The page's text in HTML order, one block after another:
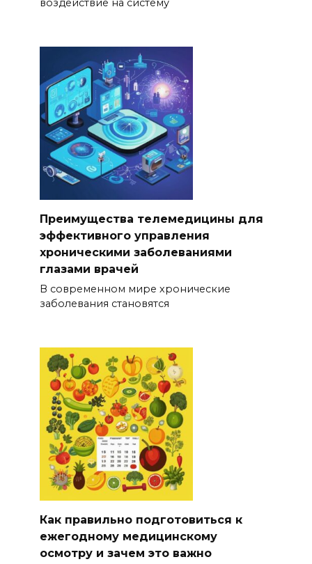
воздействие на систему
Преимущества телемедицины для
эффективного управления
хроническими заболеваниями
глазами врачей
В современном мире хронические
заболевания становятся
Как правильно подготовиться к
ежегодному медицинскому
осмотру и зачем это важно